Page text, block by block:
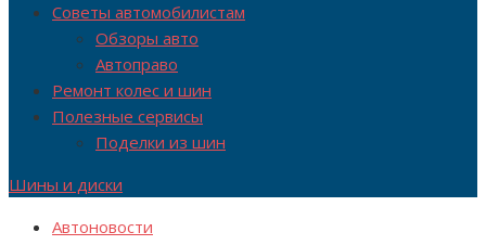
Советы автомобилистам
Обзоры авто
Автоправо
Ремонт колес и шин
Полезные сервисы
Поделки из шин
Шины и диски
Автоновости